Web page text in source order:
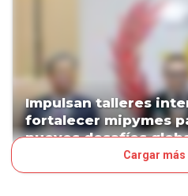
Impulsan talleres
fortalecer mipymes
nuevos desafíos
Cargar